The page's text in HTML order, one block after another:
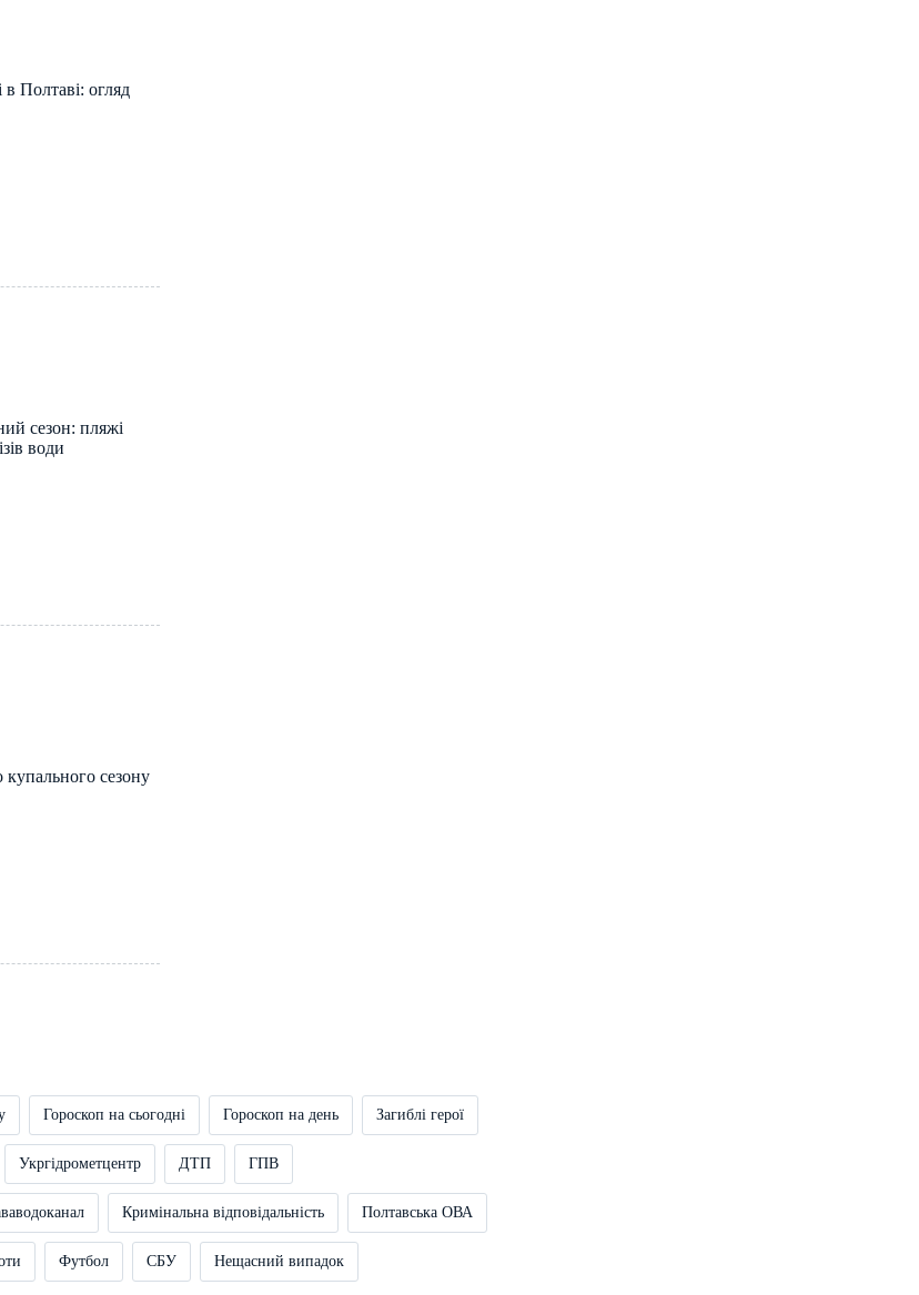
Полтаві: огляд
сезон: пляжі
води
сезону
Гороскоп на сьогодні Гороскоп на день Загиблі герої
Укргідрометцентр ДТП ГПВ
Кримінальна відповідальність Полтавська ОВА
Футбол СБУ Нещасний випадок